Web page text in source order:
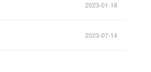
2023-01-18
2023-07-14